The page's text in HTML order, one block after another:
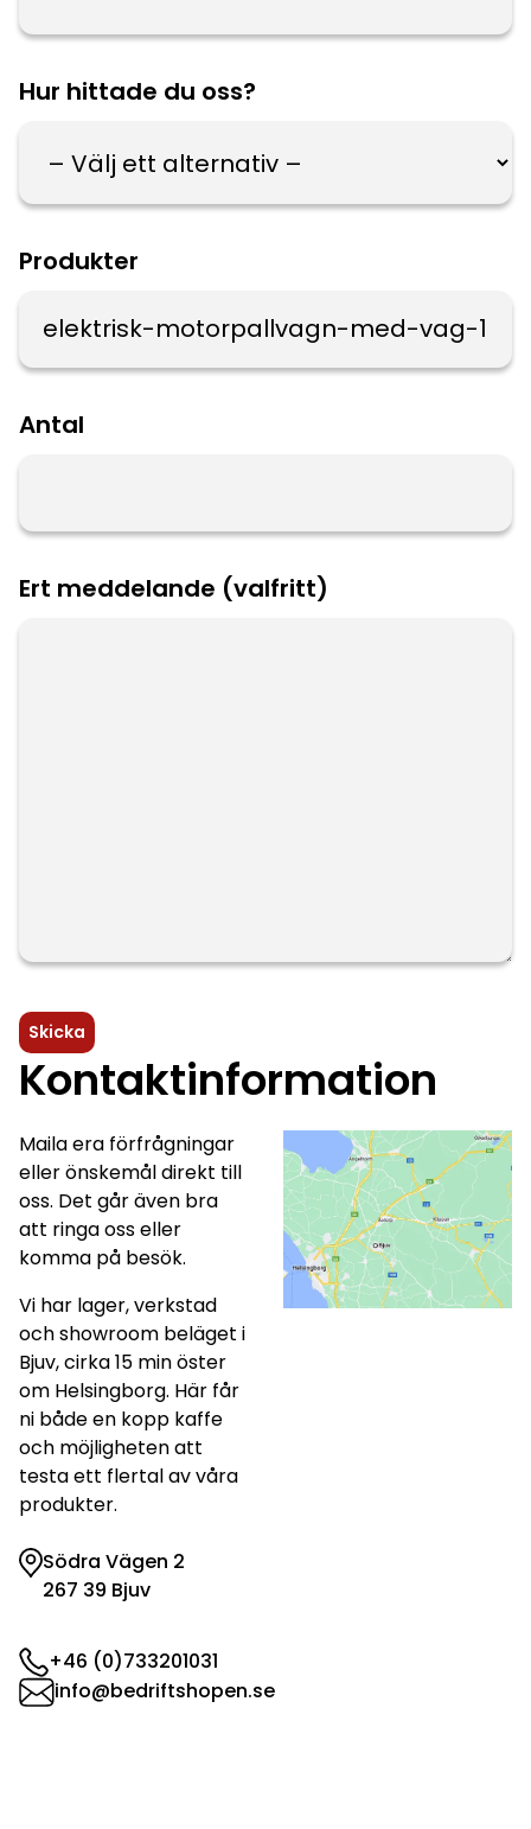
Hur hittade du oss?
Produkter
Antal
Ert meddelande (valfritt)
Kontaktinformation
Maila era förfrågningar
eller önskemål direkt till
oss. Det går även bra
att ringa oss eller
komma på besök.
Vi har lager, verkstad
och showroom beläget i
Bjuv, cirka 15 min öster
om Helsingborg. Här får
ni både en kopp kaffe
och möjligheten att
testa ett flertal av våra
produkter.
Södra Vägen 2
267 39 Bjuv
+46 (0)733201031
info@bedriftshopen.se